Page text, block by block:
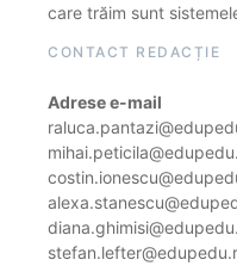
care trăim sunt
CONTACT REDACȚIE
Adrese e-mail